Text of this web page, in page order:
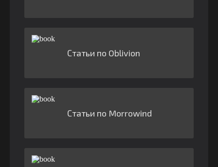
Статьи по Oblivion
Статьи по Morrowind